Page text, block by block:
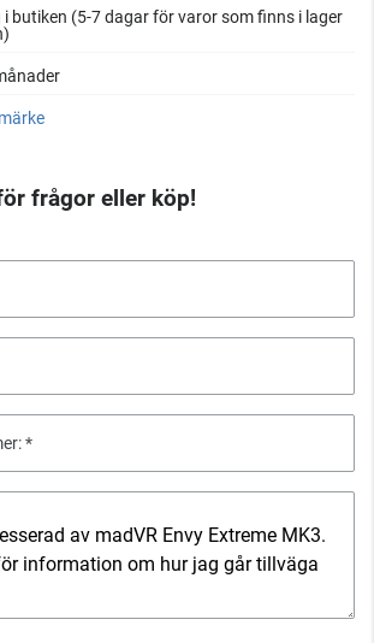
i butiken (5-7 dagar för varor som finns i lager
frågor eller köp!